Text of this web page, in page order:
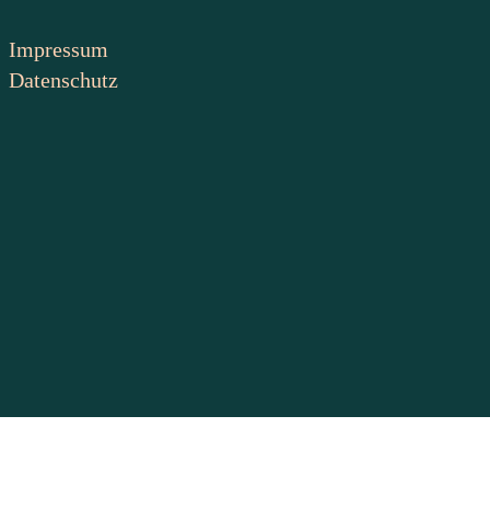
Impressum
Datenschutz